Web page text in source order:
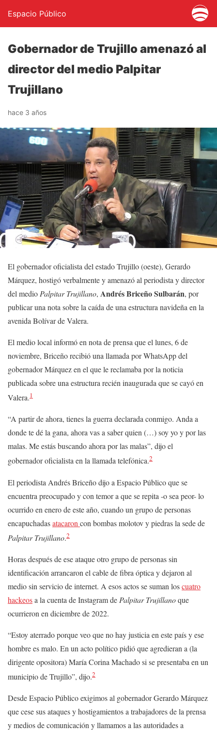
Espacio Público
Gobernador de Trujillo amenazó al
director del medio Palpitar
Trujillano
hace 3 años
El gobernador oficialista del estado Trujillo (oeste), Gerardo
Márquez, hostigó verbalmente y amenazó al periodista y director
del medio Palpitar Trujillano, Andrés Briceño Sulbarán, por
publicar una nota sobre la caída de una estructura navideña en la
avenida Bolívar de Valera.
El medio local informó en nota de prensa que el lunes, 6 de
noviembre, Briceño recibió una llamada por WhatsApp del
gobernador Márquez en el que le reclamaba por la noticia
publicada sobre una estructura recién inaugurada que se cayó en
Valera.1
“A partir de ahora, tienes la guerra declarada conmigo. Anda a
donde te dé la gana, ahora vas a saber quien (…) soy yo y por las
malas. Me estás buscando ahora por las malas”, dijo el
gobernador oficialista en la llamada telefónica.2
El periodista Andrés Briceño dijo a Espacio Público que se
encuentra preocupado y con temor a que se repita -o sea peor- lo
ocurrido en enero de este año, cuando un grupo de personas
encapuchadasatacaron con bombas molotov y piedras la sede de
Palpitar Trujillano.2
Horas después de ese ataque otro grupo de personas sin
identificación arrancaron el cable de fibra óptica y dejaron al
medio sin servicio de internet. A esos actos se suman loscuatro
hackeosa la cuenta de Instagram de Palpitar Trujillanoque
ocurrieron en diciembre de 2022.
“Estoy aterrado porque veo que no hay justicia en este país y ese
hombre es malo. En un acto político pidió que agredieran a (la
dirigente opositora) María Corina Machado si se presentaba en un
municipio de Trujillo”, dijo.2
Desde Espacio Público exigimos al gobernador Gerardo Márquez
que cese sus ataques y hostigamientos a trabajadores de la prensa
y medios de comunicación y llamamos a las autoridades a